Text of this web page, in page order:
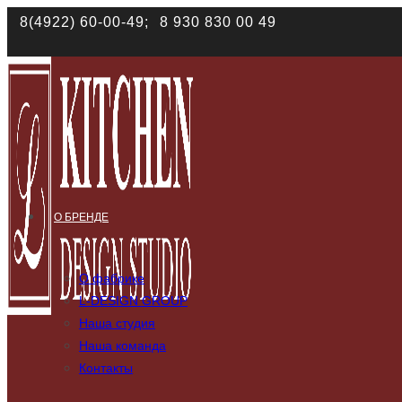
8(4922) 60-00-49; 8 930 830 00 49
О БРЕНДЕ
О фабрике
L-DESIGN GROUP
Наша студия
Наша команда
Контакты
Наш сайт использует файлы cookies. Продолжая им